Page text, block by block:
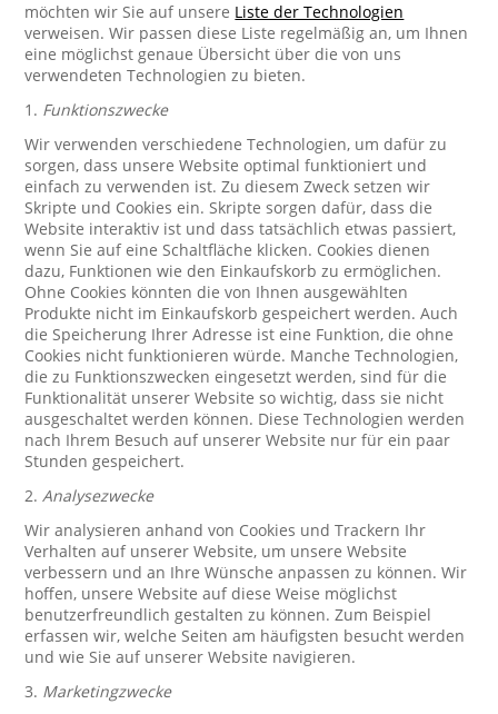
möchten wir Sie auf unsere Liste der Technologien
verweisen. Wir passen diese Liste regelmäßig an, um Ihnen
eine möglichst genaue Übersicht über die von uns
verwendeten Technologien zu bieten.
1. Funktionszwecke
Wir verwenden verschiedene Technologien, um dafür zu
sorgen, dass unsere Website optimal funktioniert und
einfach zu verwenden ist. Zu diesem Zweck setzen wir
Skripte und Cookies ein. Skripte sorgen dafür, dass die
Website interaktiv ist und dass tatsächlich etwas passiert,
wenn Sie auf eine Schaltfläche klicken. Cookies dienen
dazu, Funktionen wie den Einkaufskorb zu ermöglichen.
Ohne Cookies könnten die von Ihnen ausgewählten
Produkte nicht im Einkaufskorb gespeichert werden. Auch
die Speicherung Ihrer Adresse ist eine Funktion, die ohne
Cookies nicht funktionieren würde. Manche Technologien,
die zu Funktionszwecken eingesetzt werden, sind für die
Funktionalität unserer Website so wichtig, dass sie nicht
ausgeschaltet werden können. Diese Technologien werden
nach Ihrem Besuch auf unserer Website nur für ein paar
Stunden gespeichert.
2.Analysezwecke
Wir analysieren anhand von Cookies und Trackern Ihr
Verhalten auf unserer Website, um unsere Website
verbessern und an Ihre Wünsche anpassen zu können. Wir
hoffen, unsere Website auf diese Weise möglichst
benutzerfreundlich gestalten zu können. Zum Beispiel
erfassen wir, welche Seiten am häufigsten besucht werden
und wie Sie auf unserer Website navigieren.
3. Marketingzwecke